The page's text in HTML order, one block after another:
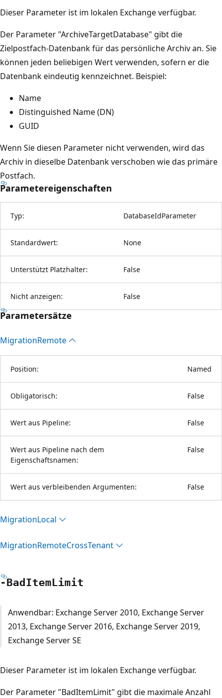
Dieser Parameter ist im lokalen Exchange verfügbar.
Der Parameter "ArchiveTargetDatabase" gibt die
Zielpostfach-Datenbank für das persönliche Archiv an. Sie
können jeden beliebigen Wert verwenden, sofern er die
Datenbank eindeutig kennzeichnet. Beispiel:
Name
Distinguished Name (DN)
GUID
Wenn Sie diesen Parameter nicht verwenden, wird das
Archiv in dieselbe Datenbank verschoben wie das primäre
Postfach.
Parametereigenschaften
Typ: DatabaseIdParameter
Standardwert: None
Unterstützt Platzhalter: False
Nicht anzeigen: False
Parametersätze
MigrationRemote
Position: Named
Obligatorisch: False
Wert aus Pipeline: False
Wert aus Pipeline nach dem
Eigenschaftsnamen:
False
Wert aus verbleibenden Argumenten: False
MigrationLocal
MigrationRemoteCrossTenant
-Bad ItemLimit
Anwendbar: Exchange Server 2010, Exchange Server
2013, Exchange Server 2016, Exchange Server 2019,
Exchange Server SE
Dieser Parameter ist im lokalen Exchange verfügbar.
Der Parameter "BadItemLimit" gibt die maximale Anzahl